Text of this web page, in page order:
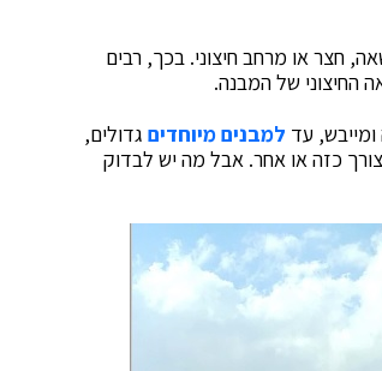
חצר או מרחב חיצוני. בכך, רבים
החיצוני של המבנה.
עד למבנים מיוחדים גדולים,
כזה או אחר. אבל מה יש לבדוק